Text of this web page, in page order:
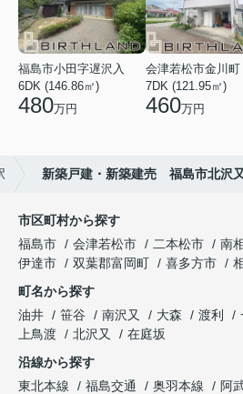
福島市小田字遅沢入
6DK (146.86㎡)
480万円
会津若松市金川町
7DK (121.95㎡)
460万円
新築戸建・新築建売 福島市北沢
市区町村から探す
福島市
会津若松市 二本松市 南
伊達市
双葉郡富岡町 喜多方市
町名から探す
油井
笹谷 南沢又 大森 渡利
上鳥渡
北沢又
在庭坂
沿線から探す
東北本線
福島交通 奥羽本線 阿